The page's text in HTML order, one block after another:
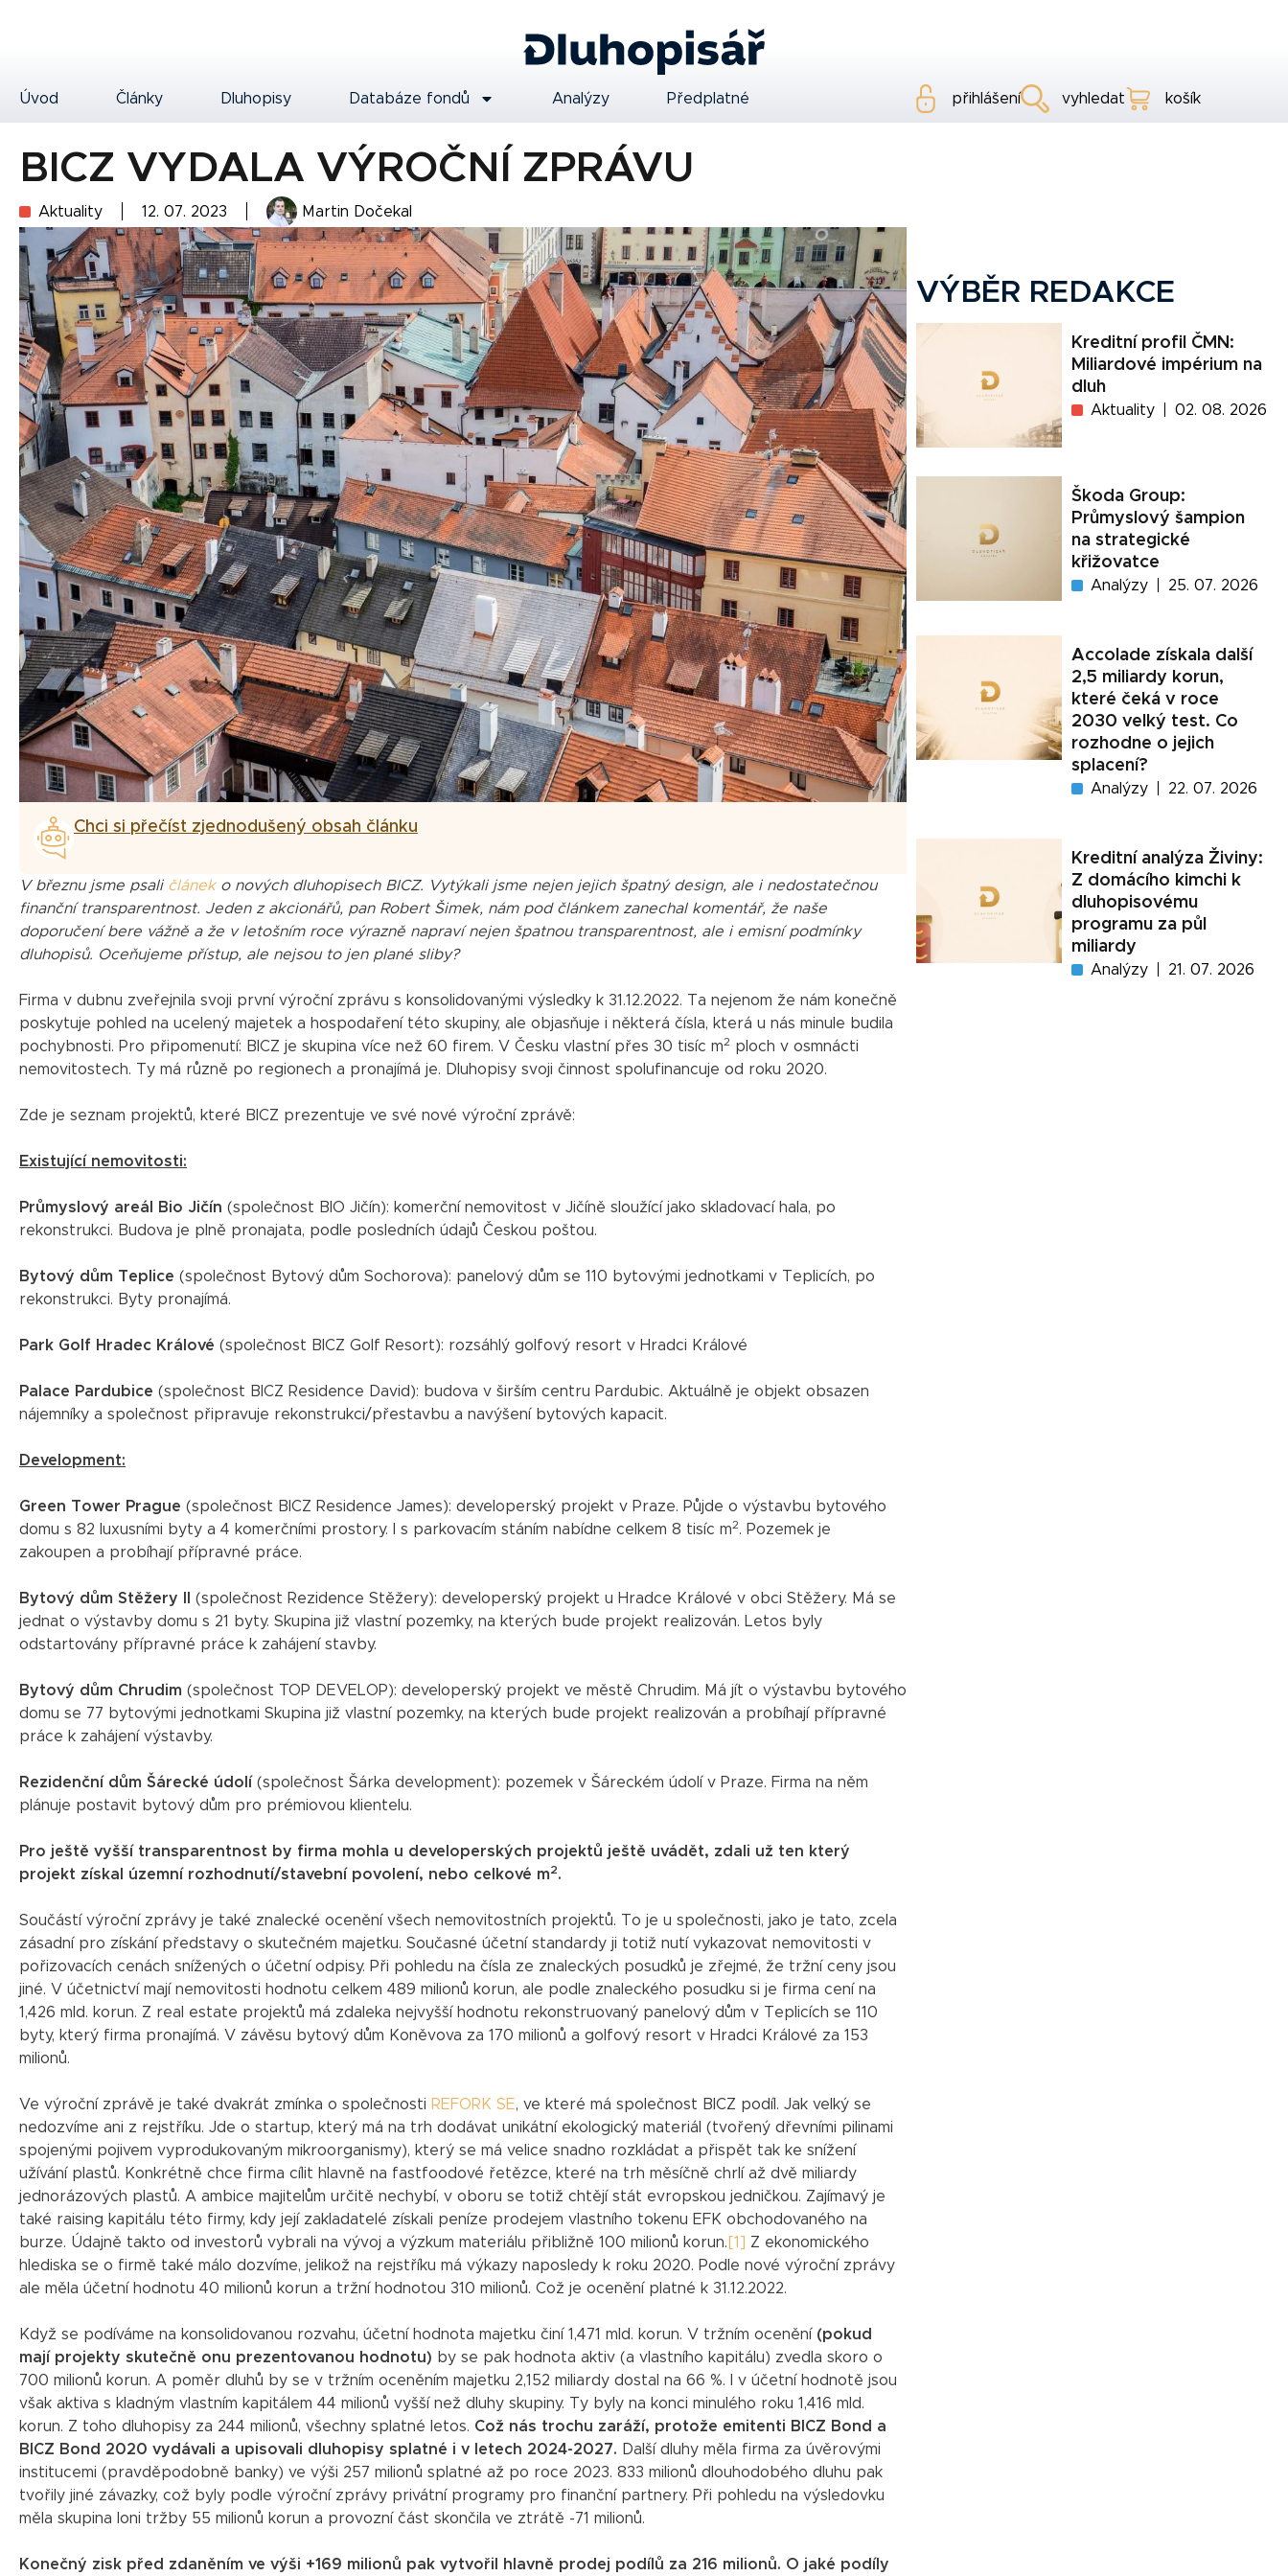
Úvod Články Dluhopisy Databáze fondů Analýzy Předplatné přihlášení vyhledat košík
BICZ VYDALA VÝROČNÍ ZPRÁVU
Aktuality 12. 07. 2023 Martin Dočekal
Chci si přečíst zjednodušený obsah článku
V březnu jsme psali článeko nových dluhopisech BICZ. Vytýkali jsme nejen jejich špatný design, ale i nedostatečnou
finanční transparentnost. Jeden z akcionářů, pan Robert Šimek, nám pod článkem zanechal komentář, že naše
doporučení bere vážně a že v letošním roce výrazně napraví nejen špatnou transparentnost, ale i emisní podmínky
dluhopisů. Oceňujeme přístup, ale nejsou to jen plané sliby?
Firma v dubnu zveřejnila svoji první výroční zprávu s konsolidovanými výsledky k 31.12.2022. Ta nejenom že nám konečně
poskytuje pohled na ucelený majetek a hospodaření této skupiny, ale objasňuje i některá čísla, která u nás minule budila
pochybnosti. Pro připomenutí: BICZ je skupina více než 60 firem. V Česku vlastní přes 30 tisíc m2 ploch v osmnácti
nemovitostech. Ty má různě po regionech a pronajímá je. Dluhopisy svoji činnost spolufinancuje od roku 2020.
Zde je seznam projektů, které BICZ prezentuje ve své nové výroční zprávě:
Existující nemovitosti:
Průmyslový areál Bio Jičín (společnost BIO Jičín): komerční nemovitost v Jičíně sloužící jako skladovací hala, po
rekonstrukci. Budova je plně pronajata, podle posledních údajů Českou poštou.
Bytový dům Teplice (společnost Bytový dům Sochorova): panelový dům se 110 bytovými jednotkami v Teplicích, po
rekonstrukci. Byty pronajímá.
Park Golf Hradec Králové (společnost BICZ Golf Resort): rozsáhlý golfový resort v Hradci Králové
Palace Pardubice (společnost BICZ Residence David): budova v širším centru Pardubic. Aktuálně je objekt obsazen
nájemníky a společnost připravuje rekonstrukci/přestavbu a navýšení bytových kapacit.
Development:
Green Tower Prague (společnost BICZ Residence James): developerský projekt v Praze. Půjde o výstavbu bytového
domu s 82 luxusními byty a 4 komerčními prostory. I s parkovacím stáním nabídne celkem 8 tisíc m2. Pozemek je
zakoupen a probíhají přípravné práce.
Bytový dům Stěžery II (společnost Rezidence Stěžery): developerský projekt u Hradce Králové v obci Stěžery. Má se
jednat o výstavby domu s 21 byty. Skupina již vlastní pozemky, na kterých bude projekt realizován. Letos byly
odstartovány přípravné práce k zahájení stavby.
Bytový dům Chrudim (společnost TOP DEVELOP): developerský projekt ve městě Chrudim. Má jít o výstavbu bytového
domu se 77 bytovými jednotkami Skupina již vlastní pozemky, na kterých bude projekt realizován a probíhají přípravné
práce k zahájení výstavby.
Rezidenční dům Šárecké údolí (společnost Šárka development): pozemek v Šáreckém údolí v Praze. Firma na něm
plánuje postavit bytový dům pro prémiovou klientelu.
Pro ještě vyšší transparentnost by firma mohla u developerských projektů ještě uvádět, zdali už ten který
projekt získal územní rozhodnutí/stavební povolení, nebo celkové m2.
Součástí výroční zprávy je také znalecké ocenění všech nemovitostních projektů. To je u společnosti, jako je tato, zcela
zásadní pro získání představy o skutečném majetku. Současné účetní standardy ji totiž nutí vykazovat nemovitosti v
pořizovacích cenách snížených o účetní odpisy. Při pohledu na čísla ze znaleckých posudků je zřejmé, že tržní ceny jsou
jiné. V účetnictví mají nemovitosti hodnotu celkem 489 milionů korun, ale podle znaleckého posudku si je firma cení na
1,426 mld. korun. Z real estate projektů má zdaleka nejvyšší hodnotu rekonstruovaný panelový dům v Teplicích se 110
byty, který firma pronajímá. V závěsu bytový dům Koněvova za 170 milionů a golfový resort v Hradci Králové za 153
milionů.
Ve výroční zprávě je také dvakrát zmínka o společnosti REFORK SE, ve které má společnost BICZ podíl. Jak velký se
nedozvíme ani z rejstříku. Jde o startup, který má na trh dodávat unikátní ekologický materiál (tvořený dřevními pilinami
spojenými pojivem vyprodukovaným mikroorganismy), který se má velice snadno rozkládat a přispět tak ke snížení
užívání plastů. Konkrétně chce firma cílit hlavně na fastfoodové řetězce, které na trh měsíčně chrlí až dvě miliardy
jednorázových plastů. A ambice majitelům určitě nechybí, v oboru se totiž chtějí stát evropskou jedničkou. Zajímavý je
také raising kapitálu této firmy, kdy její zakladatelé získali peníze prodejem vlastního tokenu EFK obchodovaného na
burze. Údajně takto od investorů vybrali na vývoj a výzkum materiálu přibližně 100 milionů korun. [1] Z ekonomického
hlediska se o firmě také málo dozvíme, jelikož na rejstříku má výkazy naposledy k roku 2020. Podle nové výroční zprávy
ale měla účetní hodnotu 40 milionů korun a tržní hodnotou 310 milionů. Což je ocenění platné k 31.12.2022.
Když se podíváme na konsolidovanou rozvahu, účetní hodnota majetku činí 1,471 mld. korun. V tržním ocenění (pokud
mají projekty skutečně onu prezentovanou hodnotu) by se pak hodnota aktiv (a vlastního kapitálu) zvedla skoro o
700 milionů korun. A poměr dluhů by se v tržním oceněním majetku 2,152 miliardy dostal na 66 %. I v účetní hodnotě jsou
však aktiva s kladným vlastním kapitálem 44 milionů vyšší než dluhy skupiny. Ty byly na konci minulého roku 1,416 mld.
korun. Z toho dluhopisy za 244 milionů, všechny splatné letos. Což nás trochu zaráží, protože emitenti BICZ Bond a
BICZ Bond 2020 vydávali a upisovali dluhopisy splatné i v letech 2024-2027. Další dluhy měla firma za úvěrovými
institucemi (pravděpodobně banky) ve výši 257 milionů splatné až po roce 2023. 833 milionů dlouhodobého dluhu pak
tvořily jiné závazky, což byly podle výroční zprávy privátní programy pro finanční partnery. Při pohledu na výsledovku
měla skupina loni tržby 55 milionů korun a provozní část skončila ve ztrátě -71 milionů.
Konečný zisk před zdaněním ve výši +169 milionů pak vytvořil hlavně prodej podílů za 216 milionů. O jaké podíly
VÝBĚR REDAKCE
Kreditní profil ČMN:
Miliardové impérium na
dluh
Aktuality 02. 08. 2026
Škoda Group:
Průmyslový šampion
na strategické
křižovatce
Analýzy 25. 07. 2026
Accolade získala další
2,5 miliardy korun,
které čeká v roce
2030 velký test. Co
rozhodne o jejich
splacení?
Analýzy 22. 07. 2026
Kreditní analýza Živiny:
Z domácího kimchi k
dluhopisovému
programu za půl
miliardy
Analýzy 21. 07. 2026